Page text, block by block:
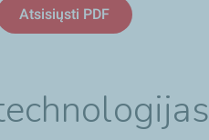
Atsisiųsti PDF